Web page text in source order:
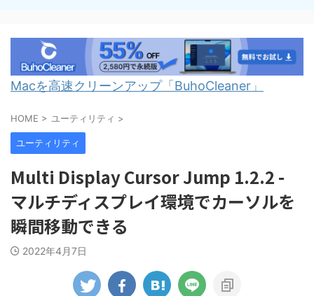
Macを高速クリーンアップ「BuhoCleaner」
HOME > ユーティリティ >
ユーティリティ
Multi Display Cursor Jump 1.2.2 -
マルチディスプレイ環境でカーソルを
瞬間移動できる
2022年4月7日